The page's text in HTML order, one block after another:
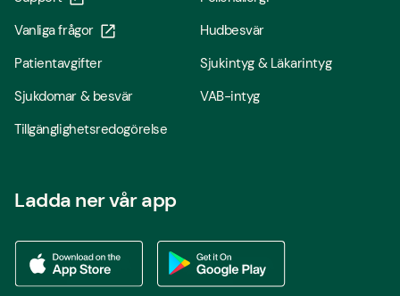
Vanliga frågor
Patientavgifter
Sjukdomar & besvär
Tillgänglighetsredogörelse
Hudbesvär
Sjukintyg & Läkarintyg
VAB-intyg
Ladda ner vår app